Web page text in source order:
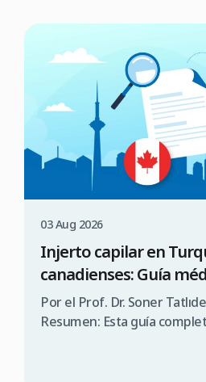
03 Aug 2026
Injerto capilar en
canadienses: Guía
Por el Prof. Dr. Soner
Resumen: Esta guía